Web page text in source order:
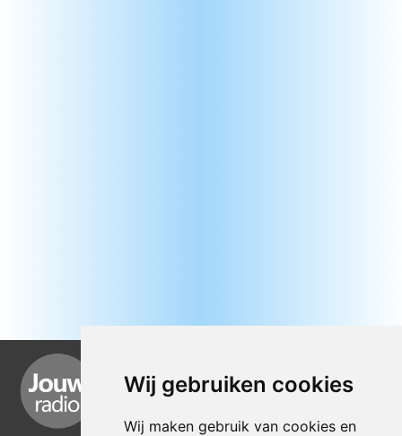
Wij gebruiken cookies
Wij maken gebruik van cookies en